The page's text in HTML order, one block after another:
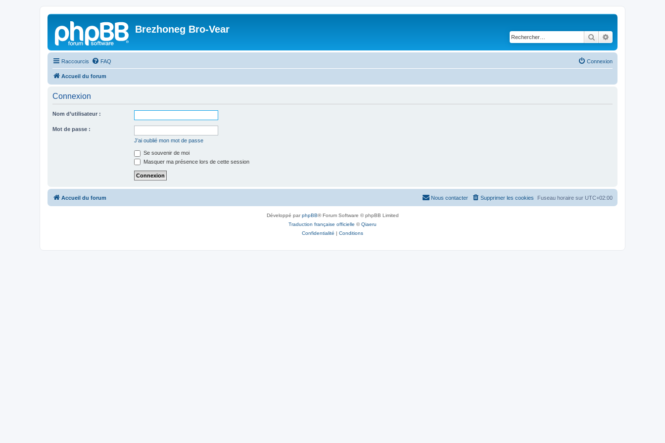
Brezhoneg Bro-Vear
Rechercher
Raccourcis FAQ Connexion
Accueil du forum
Connexion
Nom d’utilisateur :
Mot de passe :
J’ai oublié mon mot de passe
Se souvenir de moi
Masquer ma présence lors de cette session
Accueil du forum Fuseau horaire sur UTC+02:00
Supprimer les cookies
Nous contacter
Développé parphpBB® Forum Software © phpBB Limited
Traduction française officielle ©Qiaeru
Confidentialité | Conditions